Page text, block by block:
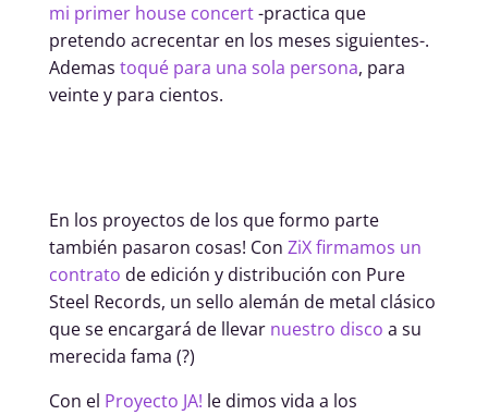
mi primer house concert-practica que
pretendo acrecentar en los meses siguientes-.
Ademas toqué para una sola persona, para
veinte y para cientos.
En los proyectos de los que formo parte
también pasaron cosas! Con ZiX firmamos un
contrato de edición y distribución con Pure
Steel Records, un sello alemán de metal clásico
que se encargará de llevar nuestro disco a su
merecida fama (?)
Con el Proyecto JA! le dimos vida a los